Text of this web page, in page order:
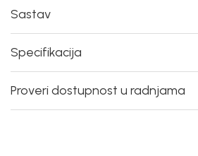
Sastav
Specifikacija
Proveri dostupnost u radnjama